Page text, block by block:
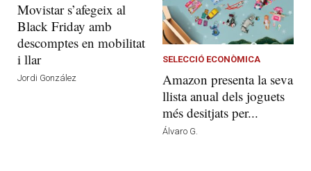
Movistar s’afegeix al
Black Friday amb
descomptes en mobilitat
i llar
Jordi González
SELECCIÓ ECONÒMICA
Amazon presenta la seva
llista anual dels joguets
més desitjats per...
Álvaro G.